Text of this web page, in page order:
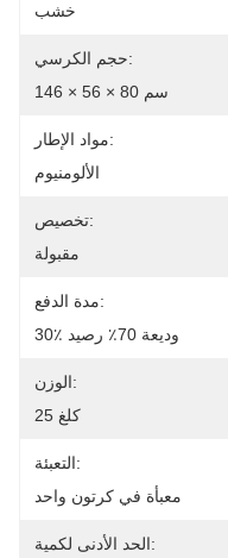
خشب
حجم الكرسي:
146 × 56 × 80 سم
مواد الإطار:
الألومنيوم
تخصيص:
مقبولة
مدة الدفع:
30٪ وديعة 70٪ رصيد
الوزن:
25 كلغ
التعبئة:
معبأة في كرتون واحد
الحد الأدنى لكمية: